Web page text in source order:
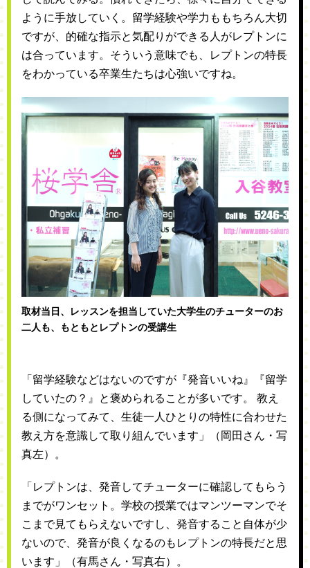
ように手放していく。留学経験や学力ももちろん大切
ですが、的確な指示と気配りができる人がレプトンに
は合っています。そういう意味でも、レプトンの特長
をわかっている卒業生たちは心強いですね。
取材当日、レッスンを担当していた大学生のチューターのお
二人も、もともとレプトンの受講生
「留学経験などはないのですが『発音いいね』『留学
していたの？』と褒められることが多いです。 教え
る側になってみて、生徒一人ひとりの特性に合わせた
教え方を意識して取り組んでいます」（岡田さん・写
真左）。
「レプトンは、発音してチューターに確認してもらう
までがワンセット。学校の授業ではマンツーマンでそ
こまで見てもらえないですし、発音すること自体が少
ないので、発音が良くなるのもレプトンの特長だと思
います」（有馬さん・写真右）。